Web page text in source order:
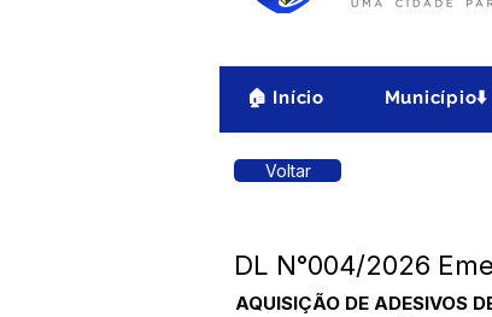
🏠 Início Município⬇️
Voltar
DL N°004/2026
AQUISIÇÃO DE ADESIVOS